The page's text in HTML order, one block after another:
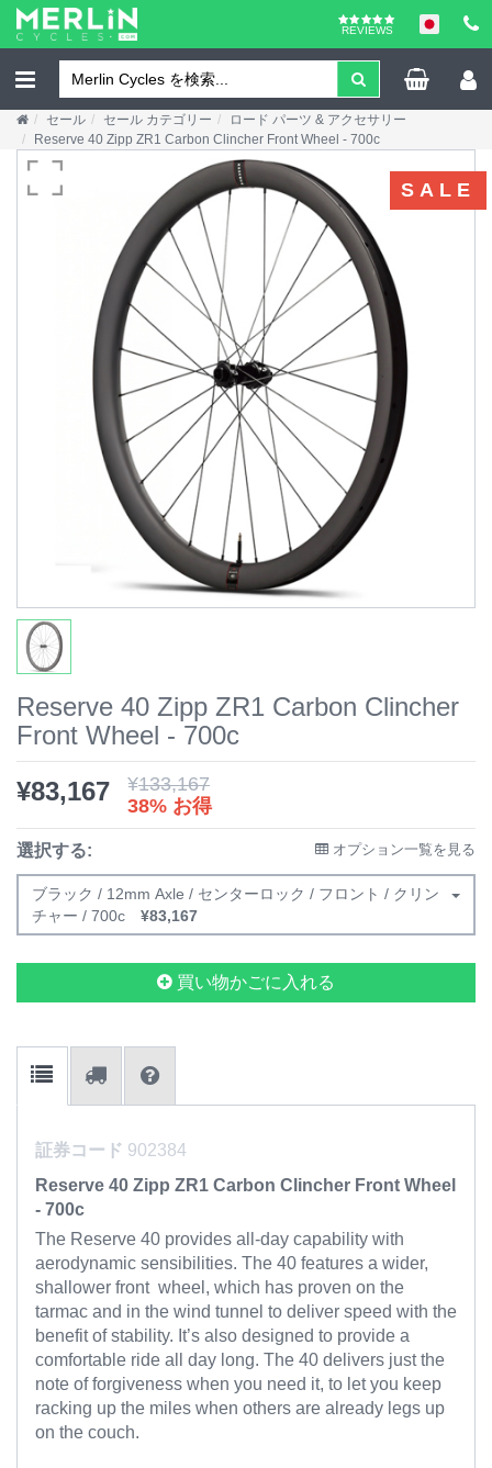
REVIEWS
セール セール カテゴリー
ロード パーツ & アクセサリー
Reserve 40 Zipp ZR1 Carbon Clincher Front Wheel - 700c
SALE
Reserve 40 Zipp ZR1 Carbon Clincher
Front Wheel - 700c
¥83,167 ¥133,167
38% お得
選択する: オプション一覧を見る
ブラック / 12mm Axle / センターロック / フロント / クリン
チャー / 700c
¥83,167
買い物かごに入れる
証券コード 902384
Reserve 40 Zipp ZR1 Carbon Clincher Front Wheel
- 700c
The Reserve 40 provides all-day capability with
aerodynamic sensibilities. The 40 features a wider,
shallower front wheel, which has proven on the
tarmac and in the wind tunnel to deliver speed with the
benefit of stability. It’s also designed to provide a
comfortable ride all day long. The 40 delivers just the
note of forgiveness when you need it, to let you keep
racking up the miles when others are already legs up
on the couch.